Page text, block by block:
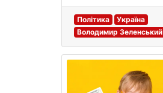
Політика
Україна
Володимир Зеленський